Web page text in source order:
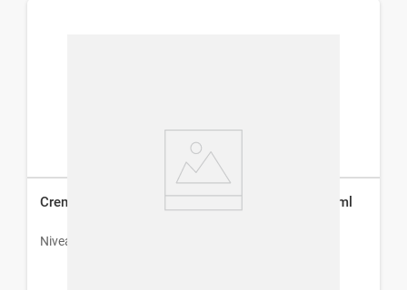
Crema Nivea Men Multriproposito en Lata x 150 ml
Nivea